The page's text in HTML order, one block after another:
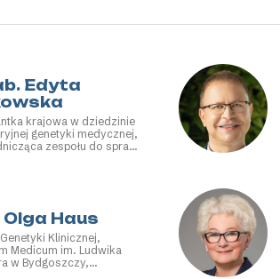
Edyta
krajowa w dziedzinie
genetyki medycznej,
zespołu do spraw
Haus
Klinicznej,
Medicum im. Ludwika
w Bydgoszczy,